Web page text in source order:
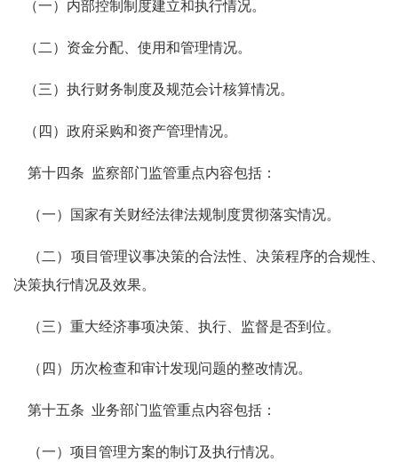
（一）内部控制制度建立和执行情况。
（二）资金分配、使用和管理情况。
（三）执行财务制度及规范会计核算情况。
（四）政府采购和资产管理情况。
第十四条 监察部门监管重点内容包括：
（一）国家有关财经法律法规制度贯彻落实情况。
（二）项目管理议事决策的合法性、决策程序的合规性、
决策执行情况及效果。
（三）重大经济事项决策、执行、监督是否到位。
（四）历次检查和审计发现问题的整改情况。
第十五条 业务部门监管重点内容包括：
（一）项目管理方案的制订及执行情况。